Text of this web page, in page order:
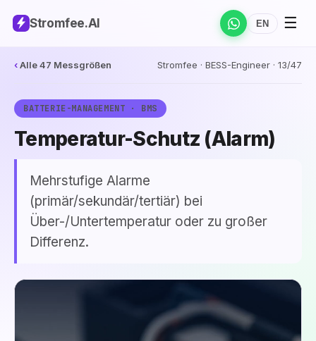
Stromfee.AI EN ☰
‹Alle 47 Messgrößen Stromfee · BESS-Engineer · 13/47
BATTERIE-MANAGEMENT · BMS
Temperatur-Schutz (Alarm)
Mehrstufige Alarme
(primär/sekundär/tertiär) bei
Über-/Untertemperatur oder zu großer
Differenz.